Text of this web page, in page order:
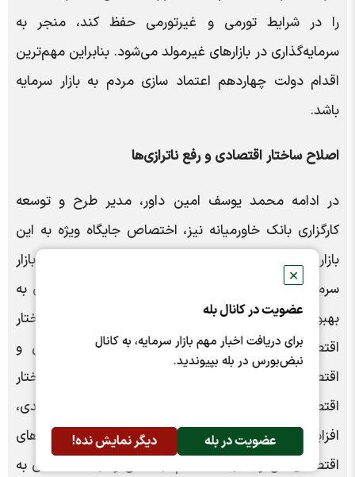
✕
عضویت در کانال بله
برای دریافت اخبار مهم بازار سرمایه، به کانال
نبض‌بورس در بله بپیوندید.
عضویت در بله دیگر نمایش نده!
را در شرایط تورمی و غیرتورمی حفظ کند، منجر به
سرمایه‌گذاری در بازارهای غیرمولد می‌شود. بنابراین مهم‌ترین
اقدام دولت چهاردهم اعتماد سازی مردم به بازار سرمایه
باشد.
اصلاح ساختار اقتصادی و رفع ناترازی‌ها
در ادامه محمد یوسف امین داور، مدیر طرح و توسعه
کارگزاری بانک خاورمیانه نیز، اختصاص جایگاه ویژه به این
بازار را از جمله مهمترین برنامه دولت چهاردهم برای بازار
سرمایه، ذکر کرد و اظهار داشت: به طور کلی، رفع ناترازی به
بهبود بازار سرمایه کمک می‌کند. ضرورت اصلاح ساختار
اقتصادی ایران به‌منظور کاهش نابرابری‌های اجتماعی و
اقتصادی نیز بسیار حائز اهمیت است. اصلاح ساختار
اقتصادی و رفع ناترازی‌ها به‌منظور ایجاد توازن درآمدی،
افزایش مشارکت درآمدی جامعه و کاهش نابرابری‌های
اقتصادی می‌تواند به استحکام اجتماعی و ثبات اقتصادی به